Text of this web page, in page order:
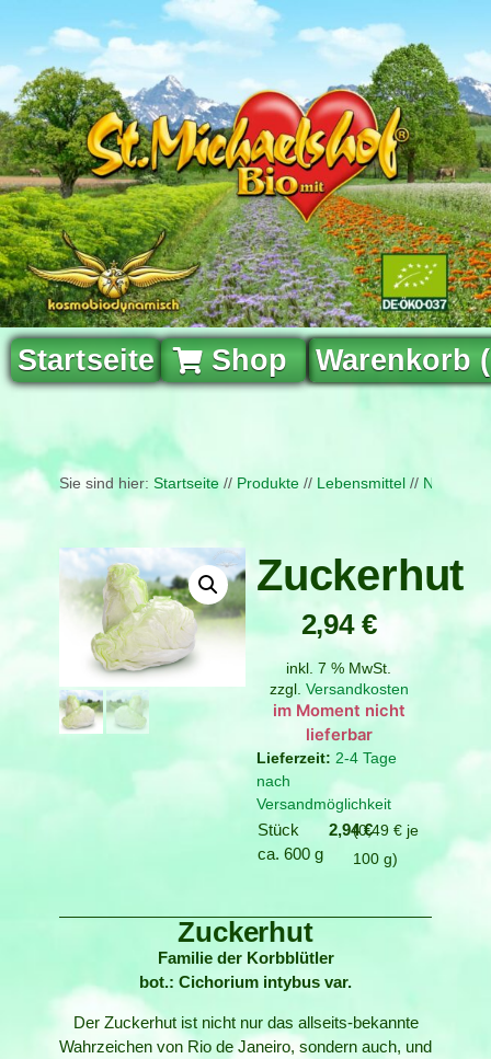
Startseite Shop Warenkorb
Sie sind hier: Startseite // Produkte // Lebensmittel //
Zuckerhut
2,94 €
inkl. 7 % MwSt.
zzgl. Versandkosten
Verfügbar bei
Nachbestellung
2-4 Tage
nach
Versandmöglichkeit
Stück
ca. 600 g
2,94€
0,49 €je
100 g
Zuckerhut
Familie der Korbblütler
bot.: Cichorium intybus var.
Der Zuckerhut ist nicht nur das allseits-bekannte
Wahrzeichen von Rio de Janeiro, sondern auch, und